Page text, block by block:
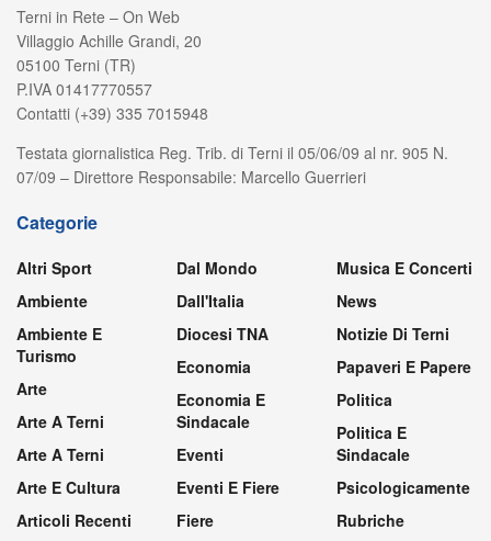
Terni in Rete – On Web
Villaggio Achille Grandi, 20
05100 Terni (TR)
P.IVA 01417770557
Contatti (+39) 335 7015948
Testata giornalistica Reg. Trib. di Terni il 05/06/09 al nr. 905 N.
07/09 – Direttore Responsabile: Marcello Guerrieri
Categorie
Altri Sport
Ambiente
Ambiente E
Turismo
Arte
Arte A Terni
Arte A Terni
Arte E Cultura
Articoli Recenti
Dal Mondo
Dall'Italia
Diocesi TNA
Economia
Economia E
Sindacale
Eventi
Eventi E Fiere
Fiere
Musica E Concerti
News
Notizie Di Terni
Papaveri E Papere
Politica
Politica E
Sindacale
Psicologicamente
Rubriche